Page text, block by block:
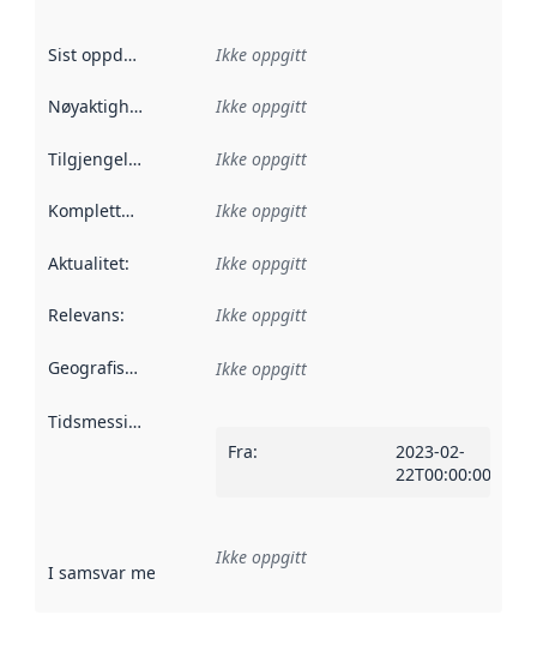
Sist oppdatert Ikke oppgitt
Nøyaktighet Ikke oppgitt
Tilgjengelighet Ikke oppgitt
Kompletthet Ikke oppgitt
Aktualitet: Ikke oppgitt
Relevans: Ikke oppgitt
Geografisk avgrensning :
Ikke oppgitt
Tidsmessig avgrensning
Fra:
2023-02-
22T00:00:00Z
I samsvar med Referanse til en implementasjonsregel
Ikke oppgitt